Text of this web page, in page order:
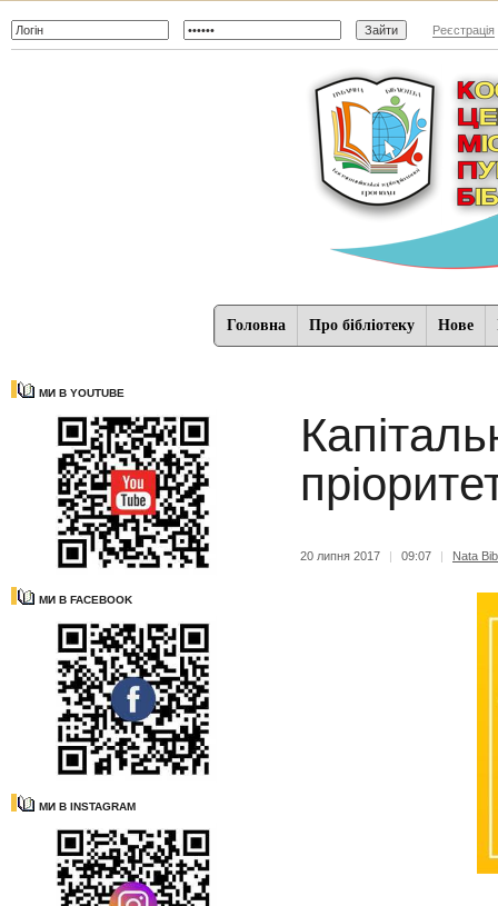
Реєстрація
Головна Про бібліотеку Нове
МИ В YOUTUBE
МИ В FACEBOOK
МИ В INSTAGRAM
20 липня 2017 | 09:07 | Nata